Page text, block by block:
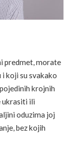
predmet, morate
koji su svakako
krojnih
ukrasiti ili
oduzima joj
bez kojih